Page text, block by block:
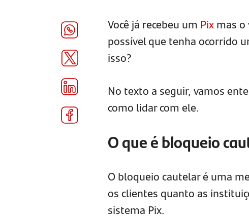
Você já recebeu um Pixmas
possível que tenha ocorrido
isso?
No texto a seguir, vamos
como lidar com ele.
O que é bloqueio
O bloqueio cautelar é uma
os clientes quanto as
sistema Pix.